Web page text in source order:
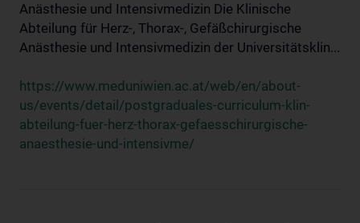
Anästhesie und Intensivmedizin Die Klinische
Abteilung für Herz-, Thorax-, Gefäßchirurgische
Anästhesie und Intensivmedizin der Universitätsklin...
https://www.meduniwien.ac.at/web/en/about-
us/events/detail/postgraduales-curriculum-klin-
abteilung-fuer-herz-thorax-gefaesschirurgische-
anaesthesie-und-intensivme/